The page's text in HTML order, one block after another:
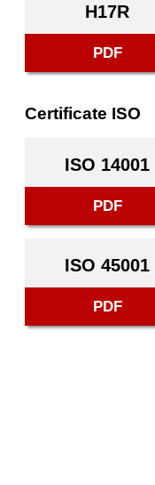
H17R
PDF
Certificate ISO
ISO 14001
PDF
ISO 45001
PDF